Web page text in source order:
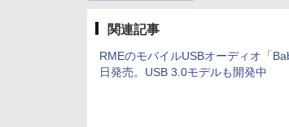
関連記事
RMEのモバイルUSBオーディオ「
日発売。USB 3.0モデルも開発中